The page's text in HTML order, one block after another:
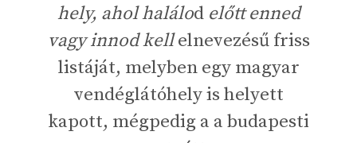
hely, ahol halálod előtt enned
vagy innod kellelnevezésű friss
listáját, melyben egy magyar
vendéglátóhely is helyett
kapott, mégpedig a a budapesti